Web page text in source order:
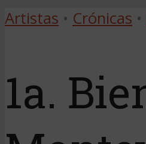
Artistas • Crónicas •
1a.